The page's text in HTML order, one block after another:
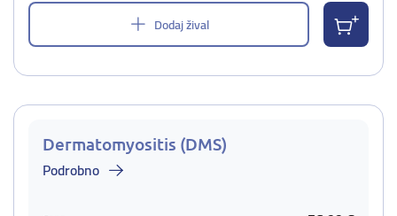
Dodaj žival
Dermatomyositis (DMS)
Podrobno